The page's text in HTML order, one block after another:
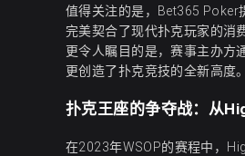
值得关注的是，Bet365 Poker
完美契合了现代扑克玩家的消
更令人瞩目的是，赛事主办方
更创造了扑克竞技的全新高度。
扑克王座的争夺战：从
在2023年WSOP的赛程中，